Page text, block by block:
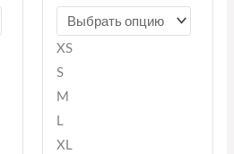
XS
S
M
L
XL